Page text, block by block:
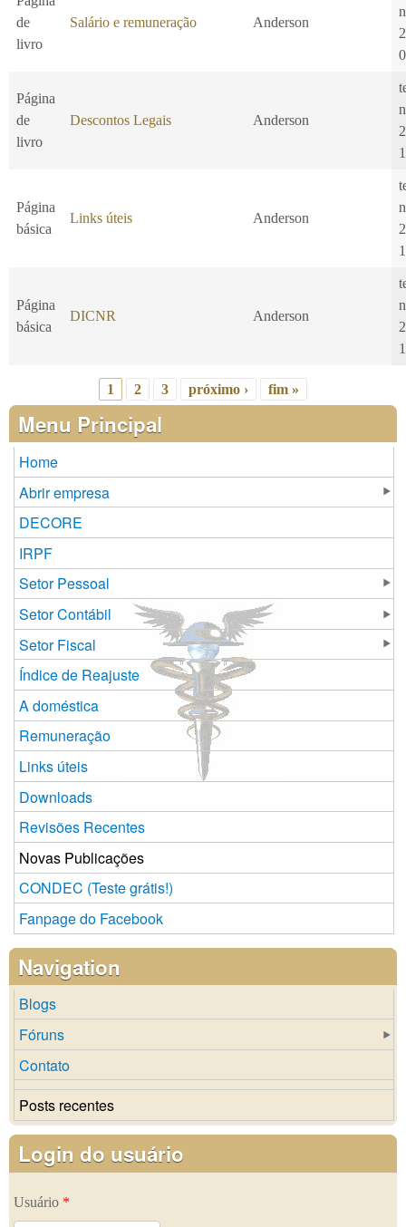
de
livro
Salário e remuneração Anderson
Página
de
livro
Descontos Legais Anderson
Página
básica
Links úteis Anderson
Página
básica
DICNR Anderson
Páginas
1 2 3 próximo › fim »
Menu Principal
Home
Abrir empresa
DECORE
IRPF
Setor Pessoal
Setor Contábil
Setor Fiscal
Índice de Reajuste
A doméstica
Remuneração
Links úteis
Downloads
Revisões Recentes
Novas Publicações
CONDEC (Teste grátis!)
Fanpage do Facebook
Navigation
Blogs
Fóruns
Contato
Posts recentes
Login do usuário
Usuário *